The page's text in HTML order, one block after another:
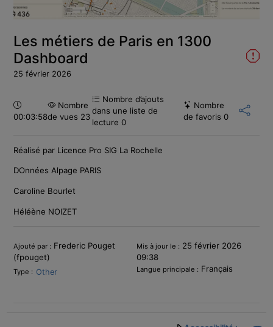
vidéo
Les métiers de Paris en 1300
Dashboard
25 février 2026
Durée :
00:03:58
Nombre
de vues 23
Nombre d’ajouts
dans une liste de
lecture 0
Nombre
de favoris 0
Réalisé par Licence Pro SIG La Rochelle
DOnnées Alpage PARIS
Caroline Bourlet
Héléène NOIZET
Informations
Ajouté par : Frederic Pouget
(fpouget)
Mis à jour le : 25 février 2026
09:38
Type : Other Langue principale : Français